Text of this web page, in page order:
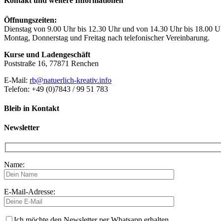
Öffnungszeiten:
Dienstag von 9.00 Uhr bis 12.30 Uhr und von 14.30 Uhr bis 18.00
Montag, Donnerstag und Freitag nach telefonischer Vereinbarung.
Kurse und Ladengeschäft
Poststraße 16, 77871 Renchen
E-Mail: rb@natuerlich-kreativ.info
Telefon: +49 (0)7843 / 99 51 783
Bleib in Kontakt
Newsletter
Name:
E-Mail-Adresse: